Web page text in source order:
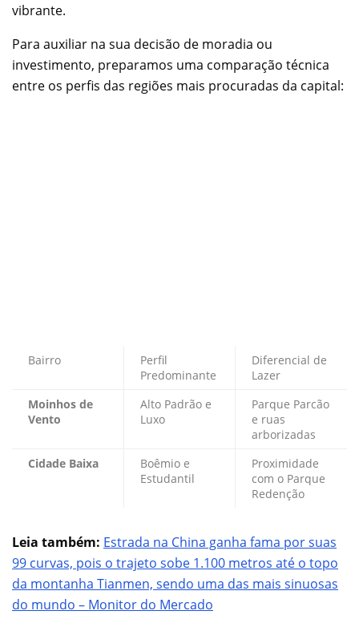
vibrante.
Para auxiliar na sua decisão de moradia ou
investimento, preparamos uma comparação técnica
entre os perfis das regiões mais procuradas da capital:
Bairro
Perfil
Predominante
Diferencial de
Lazer
Moinhos de
Vento
Alto Padrão e
Luxo
Parque Parcão
e ruas
arborizadas
Cidade Baixa
Boêmio e
Estudantil
Proximidade
com o Parque
Redenção
Leia também: Estrada na China ganha fama por suas
99 curvas, pois o trajeto sobe 1.100 metros até o topo
da montanha Tianmen, sendo uma das mais sinuosas
do mundo – Monitor do Mercado